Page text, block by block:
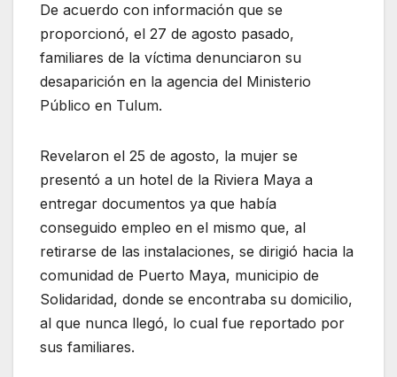
De acuerdo con información que se
proporcionó, el 27 de agosto pasado,
familiares de la víctima denunciaron su
desaparición en la agencia del Ministerio
Público en Tulum.
Revelaron el 25 de agosto, la mujer se
presentó a un hotel de la Riviera Maya a
entregar documentos ya que había
conseguido empleo en el mismo que, al
retirarse de las instalaciones, se dirigió hacia la
comunidad de Puerto Maya, municipio de
Solidaridad, donde se encontraba su domicilio,
al que nunca llegó, lo cual fue reportado por
sus familiares.